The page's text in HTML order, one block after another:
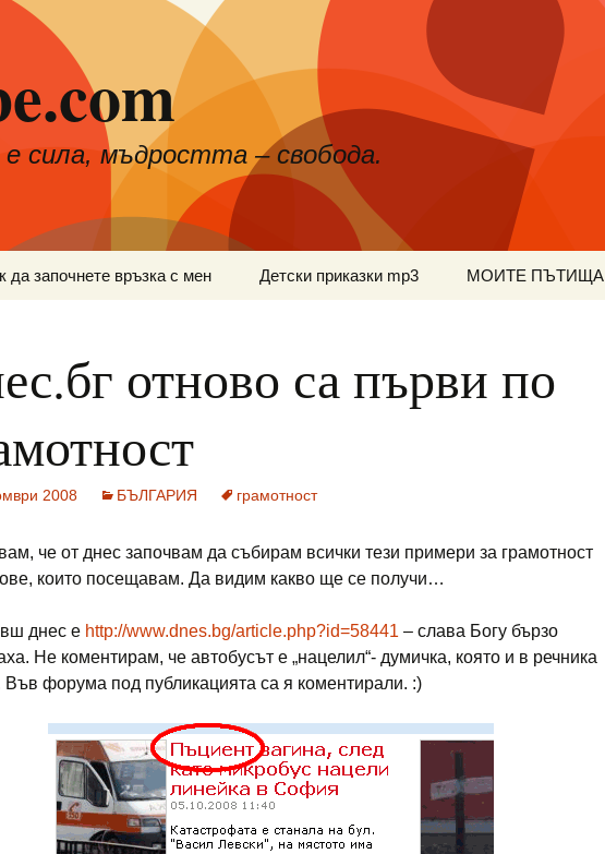
сила, мъдростта – свобода.
да започнете връзка с мен Детски приказки mp3 МОИТЕ ПЪТИЩА
отново са първи по
2008 БЪЛГАРИЯ грамотност
че от днес започвам да събирам всички тези примери за грамотност
които посещавам. Да видим какво ще се получи…
днес е http://www.dnes.bg/article.php?id=58441 – слава Богу бързо
Не коментирам, че автобусът е „нацелил“- думичка, която и в речника
Във форума под публикацията са я коментирали. :)